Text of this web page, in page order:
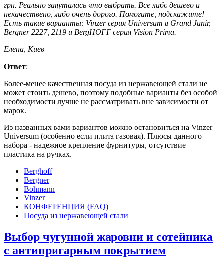
грн. Реально запуталась что выбрать. Все либо дешево и
некачествено, либо очень дорого. Помогите, подскажите!
Есть такие варианты: Vinzer cерия Universum и Grand Junir,
Bergner 2227, 2119 и BergHOFF серия Vision Prima.
Елена, Киев
Ответ:
Более-менее качественная посуда из нержавеющей стали не
может стоить дешево, поэтому подобные варианты без особой
необходимости лучше не рассматривать вне зависимости от
марок.
Из названных вами вариантов можно остановиться на Vinzer
Universum (особенно если плита газовая). Плюсы данного
набора - надежное крепление фурнитуры, отсутствие
пластика на ручках.
Berghoff
Bergner
Bohmann
Vinzer
КОНФЕРЕНЦИЯ (FAQ)
Посуда из нержавеющей стали
Выбор чугунной жаровни и сотейника
с антипригарным покрытием